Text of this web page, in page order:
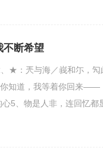
不断希望
★：兲与海／峩和尓，勼
你知道，我等着你回来——
5、物是人非，连回忆都